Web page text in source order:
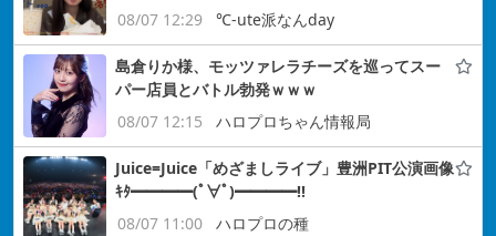
08/07 12:29
℃-ute派なんday
島倉りか様、モッツァレラチーズを巡ってスー
パー店員とバトル勃発ｗｗｗ
08/07 12:15
ハロプロちゃん情報局
Juice=Juice「めざましライブ」豊洲PIT公演画像
ｷﾀ━━━━(ﾟ∀ﾟ)━━━━!!
08/07 11:00
ハロプロの種